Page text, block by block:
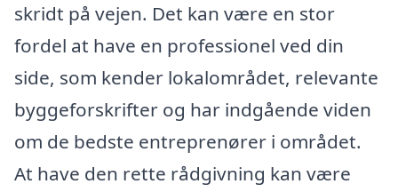
skridt på vejen. Det kan være en stor
fordel at have en professionel ved din
side, som kender lokalområdet, relevante
byggeforskrifter og har indgående viden
om de bedste entreprenører i området.
At have den rette rådgivning kan være